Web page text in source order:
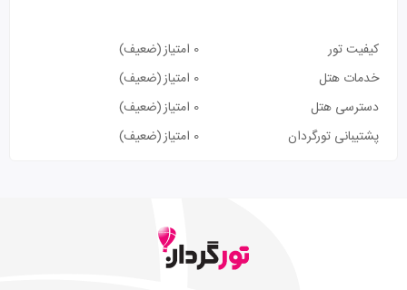
کیفیت تور 0 امتیاز
(ضعیف)
خدمات هتل
0 امتیاز
(ضعیف)
دسترسی هتل
0 امتیاز
(ضعیف)
پشتیبانی تورگردان
0 امتیاز (ضعیف)